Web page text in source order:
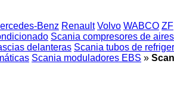
Benz Renault Volvo WABCO ZF
Scania compresores de
delanteras Scania tubos de
Scania moduladores EBS »